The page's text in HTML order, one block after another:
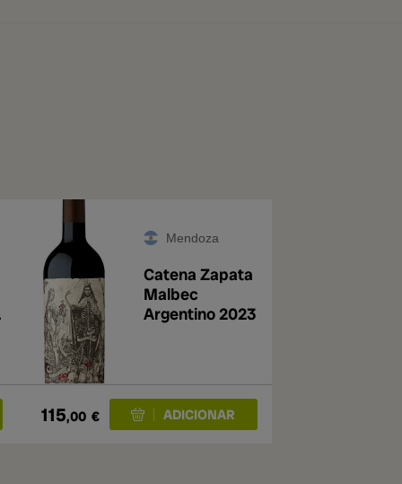
Mendoza
Catena Zapata
Malbec
Argentino 2023
115,00 €